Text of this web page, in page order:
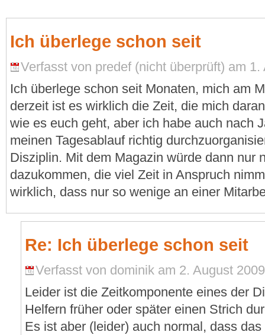
Ich überlege schon seit
Verfasst von predef (nicht überprüft) am
Ich überlege schon seit Monaten, mich am
derzeit ist es wirklich die Zeit, die mich
wie es euch geht, aber ich habe auch nach
meinen Tagesablauf richtig
Disziplin. Mit dem Magazin würde dann nur
dazukommen, die viel Zeit in Anspruch
wirklich, dass nur so wenige an einer
Re: Ich überlege schon seit
Verfasst von dominik am 2. August
Leider ist die Zeitkomponente eines der
Helfern früher oder später einen Strich
Es ist aber (leider) auch normal, dass